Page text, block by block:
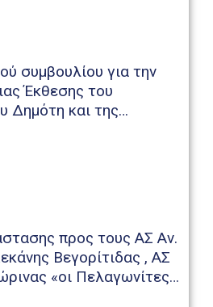
συμβουλίου για την
Έκθεσης του
Δημότη και της
2025
προς τους ΑΣ Αν.
Βεγορίτιδας , ΑΣ
«οι Πελαγωνίτες